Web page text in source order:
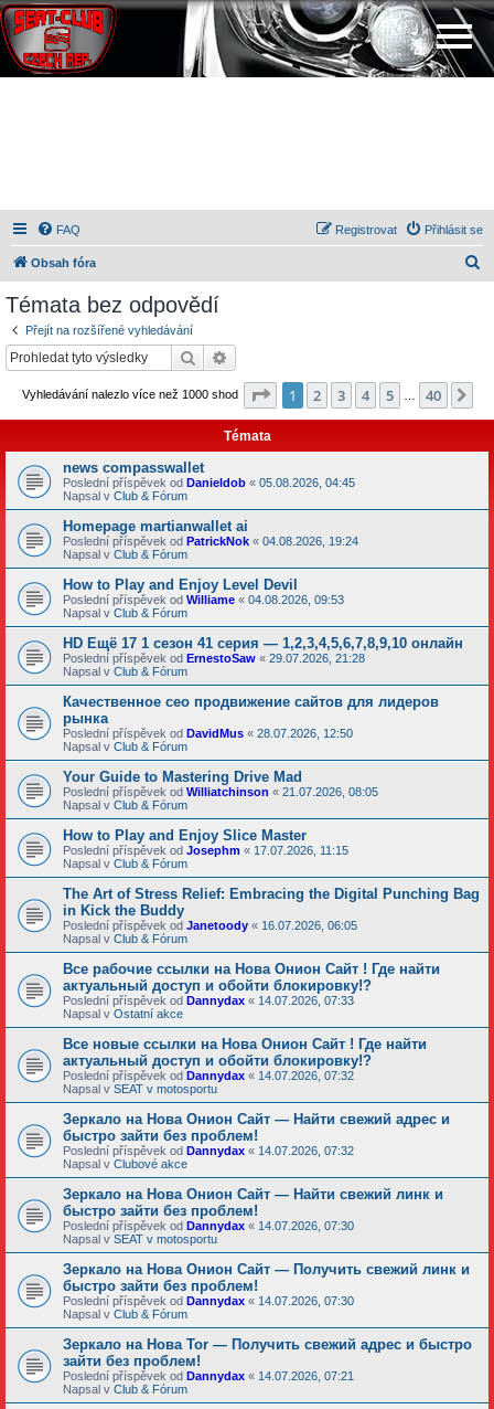
FAQ Přihlásit se
Registrovat
Obsah fóra
Témata bez odpovědí
Přejít na rozšířené vyhledávání
Hledat
Vyhledávání nalezlo více než 1000 shod Stránka z 40
1 2 3 4 5 40
Témata
news compasswallet
Poslední příspěvek od Danieldob « 05.08.2026, 04:45
Napsal v Club & Fórum
Homepage martianwallet ai
Poslední příspěvek od PatrickNok « 04.08.2026, 19:24
Napsal v Club & Fórum
How to Play and Enjoy Level Devil
Poslední příspěvek od Williame « 04.08.2026, 09:53
Napsal v Club & Fórum
HD Ещё 17 1 сезон 41 серия — 1,2,3,4,5,6,7,8,9,10 онлайн
Poslední příspěvek od ErnestoSaw « 29.07.2026, 21:28
Napsal v Club & Fórum
Качественное сео продвижение сайтов для лидеров
рынка
Poslední příspěvek od DavidMus « 28.07.2026, 12:50
Napsal v Club & Fórum
Your Guide to Mastering Drive Mad
Poslední příspěvek od Williatchinson « 21.07.2026, 08:05
Napsal v Club & Fórum
How to Play and Enjoy Slice Master
Poslední příspěvek od Josephm « 17.07.2026, 11:15
Napsal v Club & Fórum
The Art of Stress Relief: Embracing the Digital Punching Bag
in Kick the Buddy
Poslední příspěvek od Janetoody « 16.07.2026, 06:05
Napsal v Club & Fórum
Все рабочие ссылки на Нова Онион Сайт ! Где найти
актуальный доступ и обойти блокировку!?
Poslední příspěvek od Dannydax « 14.07.2026, 07:33
Napsal v Ostatní akce
Все новые ссылки на Нова Онион Сайт ! Где найти
актуальный доступ и обойти блокировку!?
Poslední příspěvek od Dannydax « 14.07.2026, 07:32
Napsal v SEAT v motosportu
Зеркало на Нова Онион Сайт — Найти свежий адрес и
быстро зайти без проблем!
Poslední příspěvek od Dannydax « 14.07.2026, 07:32
Napsal v Clubové akce
Зеркало на Нова Онион Сайт — Найти свежий линк и
быстро зайти без проблем!
Poslední příspěvek od Dannydax « 14.07.2026, 07:30
Napsal v SEAT v motosportu
Зеркало на Нова Онион Сайт — Получить свежий линк и
быстро зайти без проблем!
Poslední příspěvek od Dannydax « 14.07.2026, 07:30
Napsal v Club & Fórum
Зеркало на Нова Tor — Получить свежий адрес и быстро
зайти без проблем!
Poslední příspěvek od Dannydax « 14.07.2026, 07:21
Napsal v Club & Fórum